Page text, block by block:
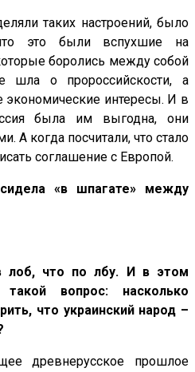
таких настроений, было
это были вспухшие на
боролись между собой
шла о пророссийскости, а
интересы. И в
была им выгодна, они
А когда посчитали, что стало
соглашение с Европой.
«в шпагате» между
лоб, что по лбу. И в этом
вопрос: насколько
что украинский народ –
древнерусское прошлое